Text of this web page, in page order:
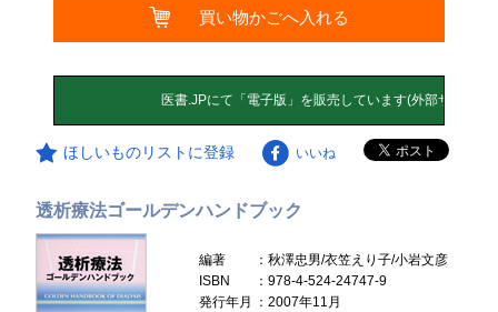
買い物かごへ入れる
ほしいものリストに登録 いいね
透析療法ゴールデンハンドブック
編著
：秋澤忠男/衣笠えり子/小岩文彦
ISBN
：978-4-524-24747-9
発行年月
：2007年11月